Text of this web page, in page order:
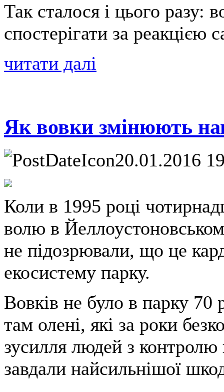
Так сталося і цього разу:
спостерігати за реакцією
читати далі
Як вовки змінюють
20.01.2016
Коли в 1995 році
волю в
не підозрювали, що це
екосистему парку.
Вовків не було в парку 70
там олені, які за роки
зусилля людей з контролю
завдали найсильнішої